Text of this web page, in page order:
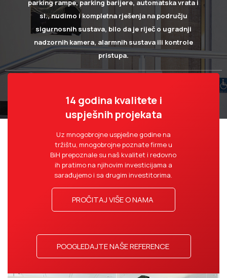
parking rampe, parking barijere, automatska vrata i
sl., nudimo i kompletna rješenja na području
sigurnosnih sustava, bilo da je riječ o ugradnji
nadzornih kamera, alarmnih sustava ili kontrole
pristupa.
14 godina kvalitete i
uspješnih projekata
Uz mnogobrojne uspješne godine na
tržištu, mnogobrojne poznate firme u
BiH prepoznale su naš kvalitet i redovno
ih pratimo na njihovim investicijama a
sarađujemo i sa drugim investitorima.
PROČITAJ VIŠE O NAMA
POOGLEDAJTE NAŠE REFERENCE